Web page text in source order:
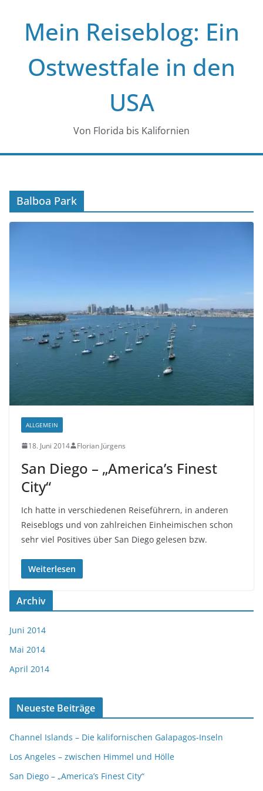
springenMein Reiseblog: Ein
Ostwestfale in den
USA
Von Florida bis Kalifornien
Balboa Park
ALLGEMEIN
18. Juni 2014 Florian Jürgens
San Diego – „America’s Finest
City“
Ich hatte in verschiedenen Reiseführern, in anderen
Reiseblogs und von zahlreichen Einheimischen schon
sehr viel Positives über San Diego gelesen bzw.
Weiterlesen
Archiv
Juni 2014
Mai 2014
April 2014
Neueste Beiträge
Channel Islands – Die kalifornischen Galapagos-Inseln
Los Angeles – zwischen Himmel und Hölle
San Diego – „America’s Finest City“